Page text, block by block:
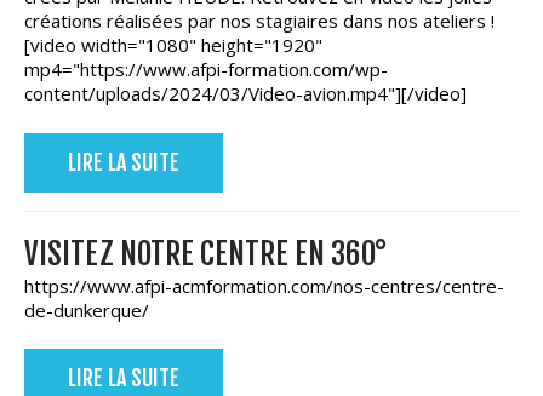
créations réalisées par nos stagiaires dans nos ateliers !
[video width="1080" height="1920"
mp4="https://www.afpi-formation.com/wp-
content/uploads/2024/03/Video-avion.mp4"][/video]
LIRE LA SUITE
VISITEZ NOTRE CENTRE EN 360°
https://www.afpi-acmformation.com/nos-centres/centre-
de-dunkerque/
LIRE LA SUITE